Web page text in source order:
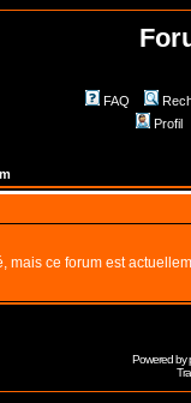
FAQ
Profil
mais ce forum est
Powered by